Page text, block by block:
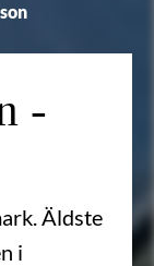
-
Äldste
i